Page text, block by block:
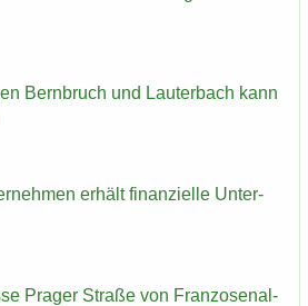
Bern­bruch und Lau­ter­bach kann
er­hält fi­nan­zi­el­le Un­ter­
Pra­ger Stra­ße von Fran­zo­sen­al­